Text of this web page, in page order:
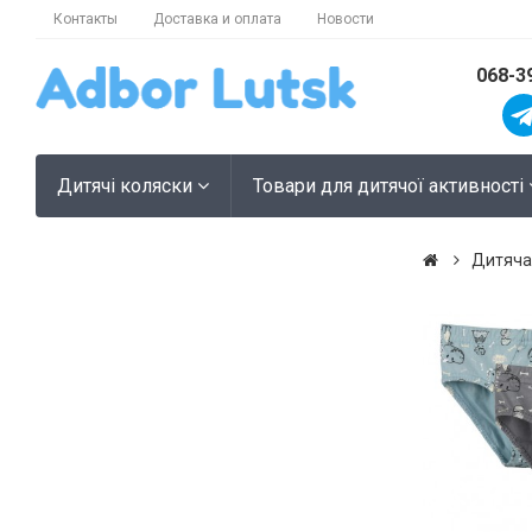
Контакты Доставка и оплата Новости
068-
Дитячі коляски Товари для дитячої активності
Дитяча